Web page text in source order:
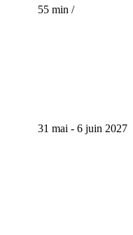
55 min /
31 mai - 6 juin 2027